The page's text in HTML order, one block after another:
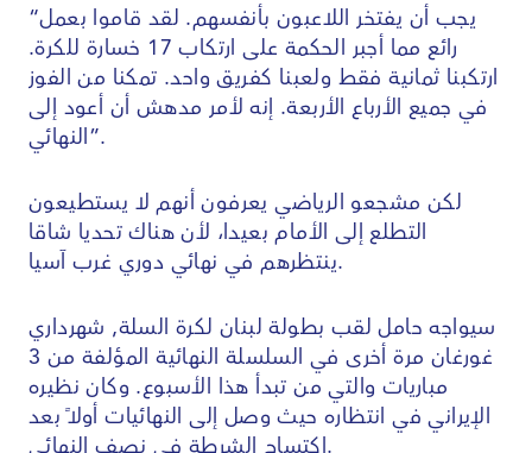
“يجب أن يفتخر اللاعبون بأنفسهم. لقد قاموا بعمل
رائع مما أجبر الحكمة على ارتكاب 17 خسارة للكرة.
ارتكبنا ثمانية فقط ولعبنا كفريق واحد. تمكنا من الفوز
في جميع الأرباع الأربعة. إنه لأمر مدهش أن أعود إلى
النهائي”.
لكن مشجعو الرياضي يعرفون أنهم لا يستطيعون
التطلع إلى الأمام بعيدا، لأن هناك تحديا شاقا
ينتظرهم في نهائي دوري غرب آسيا.
سيواجه حامل لقب بطولة لبنان لكرة السلة, شهرداري
غورغان مرة أخرى في السلسلة النهائية المؤلفة من 3
مباريات والتي من تبدأ هذا الأسبوع. وكان نظيره
الإيراني في انتظاره حيث وصل إلى النهائيات أولاً بعد
اكتساح الشرطة في نصف النهائي.